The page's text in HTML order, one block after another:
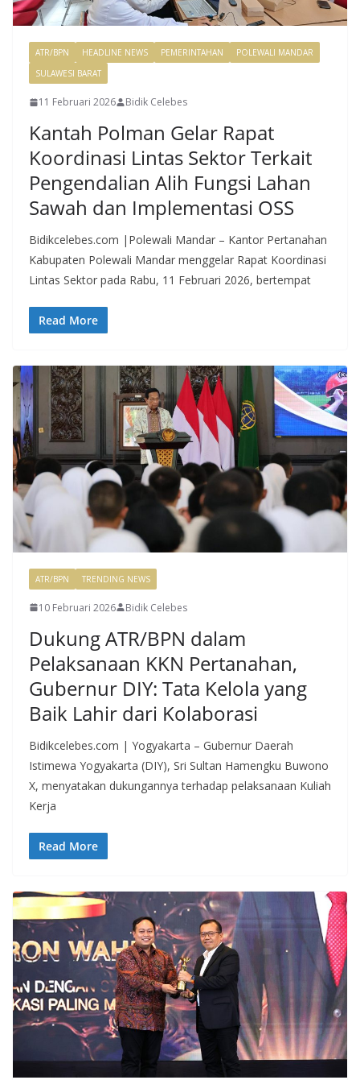
ATR/BPN HEADLINE NEWS PEMERINTAHAN
POLEWALI MANDAR
SULAWESI BARAT
11 Februari 2026 Bidik Celebes
Kantah Polman Gelar Rapat
Koordinasi Lintas Sektor Terkait
Pengendalian Alih Fungsi Lahan
Sawah dan Implementasi OSS
Bidikcelebes.com |Polewali Mandar – Kantor Pertanahan
Kabupaten Polewali Mandar menggelar Rapat Koordinasi
Lintas Sektor pada Rabu, 11 Februari 2026, bertempat
Read More
ATR/BPN TRENDING NEWS
10 Februari 2026 Bidik Celebes
Dukung ATR/BPN dalam
Pelaksanaan KKN Pertanahan,
Gubernur DIY: Tata Kelola yang
Baik Lahir dari Kolaborasi
Bidikcelebes.com | Yogyakarta – Gubernur Daerah
Istimewa Yogyakarta (DIY), Sri Sultan Hamengku Buwono
X, menyatakan dukungannya terhadap pelaksanaan Kuliah
Kerja
Read More